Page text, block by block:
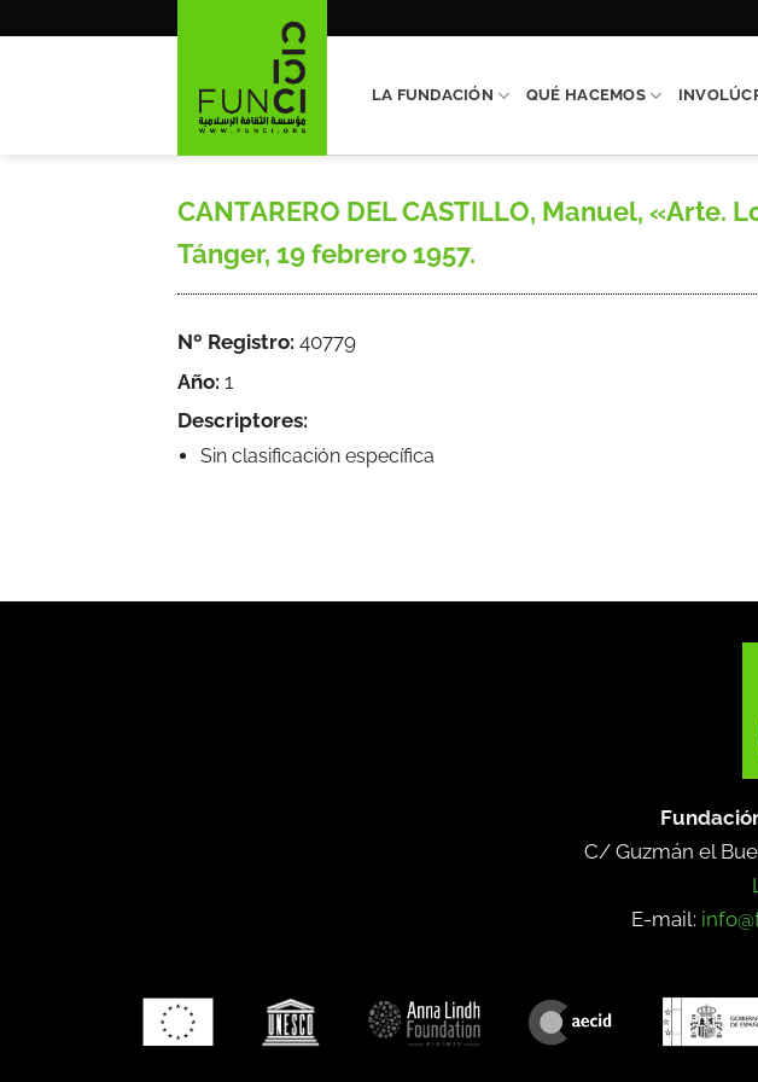
LA FUNDACIÓN QUÉ HACEMOS
CANTARERO DEL CASTILLO, Manuel,
Tánger, 19 febrero 1957.
Nº Registro: 40779
Año: 1
Descriptores:
Sin clasificación específica
C/ Guzmán el
E-mail: